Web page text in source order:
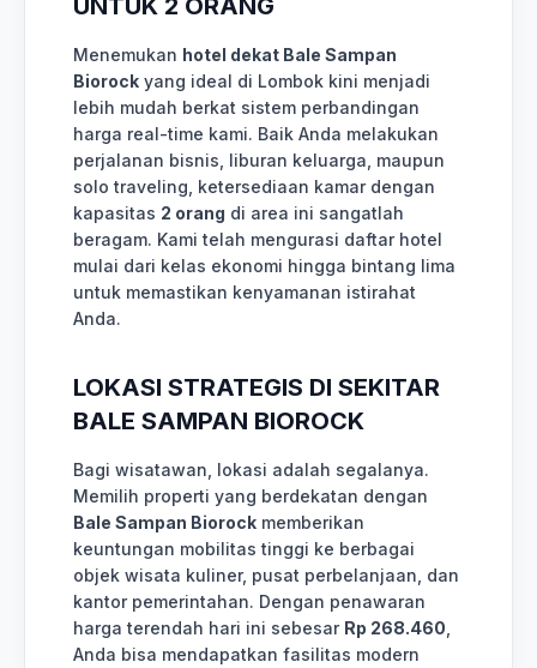
UNTUK 2 ORANG
Menemukan hotel dekat Bale Sampan
Biorock yang ideal di Lombok kini menjadi
lebih mudah berkat sistem perbandingan
harga real-time kami. Baik Anda melakukan
perjalanan bisnis, liburan keluarga, maupun
solo traveling, ketersediaan kamar dengan
kapasitas 2 orang di area ini sangatlah
beragam. Kami telah mengurasi daftar hotel
mulai dari kelas ekonomi hingga bintang lima
untuk memastikan kenyamanan istirahat
Anda.
LOKASI STRATEGIS DI SEKITAR
BALE SAMPAN BIOROCK
Bagi wisatawan, lokasi adalah segalanya.
Memilih properti yang berdekatan dengan
Bale Sampan Biorock memberikan
keuntungan mobilitas tinggi ke berbagai
objek wisata kuliner, pusat perbelanjaan, dan
kantor pemerintahan. Dengan penawaran
harga terendah hari ini sebesar Rp 268.460
Anda bisa mendapatkan fasilitas modern